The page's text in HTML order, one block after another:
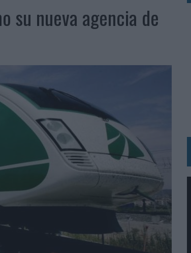
DE MARCA EN IBIZA
SU ESTRATEGIA
AL MÓVIL COMO DISPOSITIVO MÁS UTILIZADO
GLOBAL
CORNETTO, CALIPPO Y SOLERO
HISTÓRICO EN ACTIVOS CULTURALES Y ECONÓMICOS
RELACIONES CON LOS MEDIOS
CAMPAÑA INTERNACIONAL
PLAZO Y LA MEDICIÓN SON DOS CARAS DE LA MISMA
su nueva agencia de